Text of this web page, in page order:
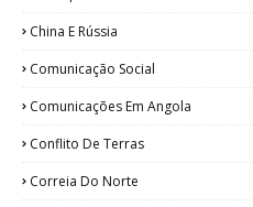
China E Rússia
Comunicação Social
Comunicações Em Angola
Conflito De Terras
Correia Do Norte